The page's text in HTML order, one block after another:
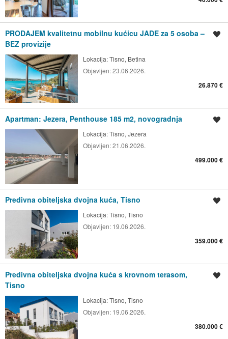
PRODAJEM kvalitetnu mobilnu kućicu JADE za 5 osoba –
BEZ provizije
Lokacija:Tisno, Betina
Objavljen:23.06.2026.
26.870 €
Apartman: Jezera, Penthouse 185 m2, novogradnja
Lokacija:Tisno, Jezera
Objavljen:21.06.2026.
499.000 €
Predivna obiteljska dvojna kuća, Tisno
Lokacija:Tisno, Tisno
Objavljen: 19.06.2026.
359.000 €
Predivna obiteljska dvojna kuća s krovnom terasom,
Tisno
Lokacija:Tisno, Tisno
Objavljen: 19.06.2026.
380.000 €